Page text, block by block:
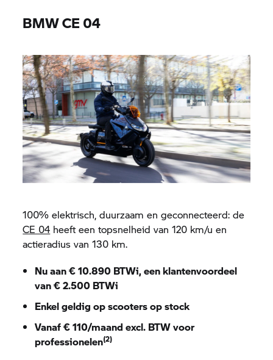
BMW CE 04
100% elektrisch, duurzaam en geconnecteerd: de
CE 04 heeft een topsnelheid van 120 km/u en
actieradius van 130 km.
Nu aan € 10.890 BTWi, een klantenvoordeel
van € 2.500 BTWi
Enkel geldig op scooters op stock
Vanaf € 110/maand excl. BTW voor
professionelen(2)